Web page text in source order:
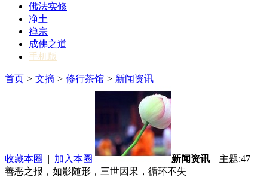
佛法实修
净土
禅宗
成佛之道
手机版
首页 > 文摘 > 修行茶馆 > 新闻资讯
收藏本圈 | 加入本圈 新闻资讯 主题:47
善恶之报，如影随形，三世因果，循环不失